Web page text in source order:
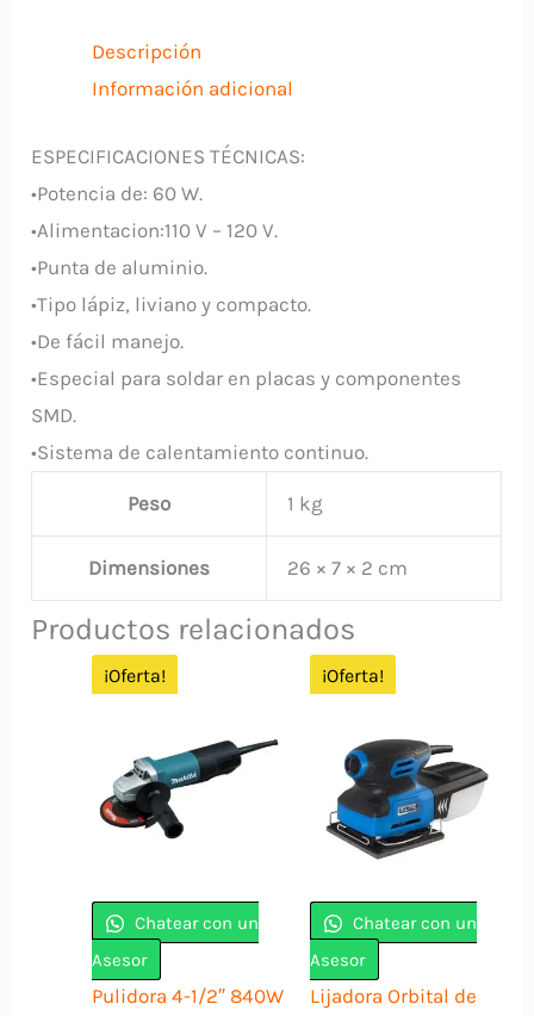
Descripción
Información adicional
ESPECIFICACIONES TÉCNICAS:
•Potencia de: 60 W.
•Alimentacion:110 V – 120 V.
•Punta de aluminio.
•Tipo lápiz, liviano y compacto.
•De fácil manejo.
•Especial para soldar en placas y componentes
SMD.
•Sistema de calentamiento continuo.
Peso 1 kg
Dimensiones 26 × 7 × 2 cm
Productos relacionados
¡Oferta!
Chatear con un
Asesor
Pulidora 4-1/2″ 840W
¡Oferta!
Chatear con un
Asesor
Lijadora Orbital de